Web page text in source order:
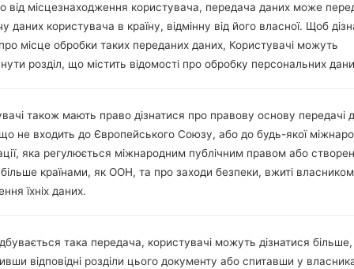
Li-Ion6000mAh
-
Інтерфейси
3.5mm jack
версія 4.1, A2DP, AVRCP,
A-GPS, GLONASS,
-
Так
microUSB 2.0, USB charging
Wi-Fi 802.11 a/b/g/n, dual-
від місцезнаходження користувача, передача даних може
даних користувача в країну, відмінну від його власної. Щоб
місце обробки таких переданих даних, Користувачі можуть
розділ, що містить відомості про обробку персональних
також мають право дізнатися про правову основу передачі
не входить до Європейського Союзу, або до будь-якої
яка регулюється міжнародним публічним правом або
країнами, як ООН, та про заходи безпеки, вжиті
їхніх даних.
така передача, користувачі можуть дізнатися більше,
відповідні розділи цього документу або спитавши у